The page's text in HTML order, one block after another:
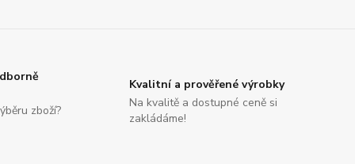
zboží?
Kvalitní a prověřené výrobky
Na kvalitě a dostupné ceně si
zakládáme!